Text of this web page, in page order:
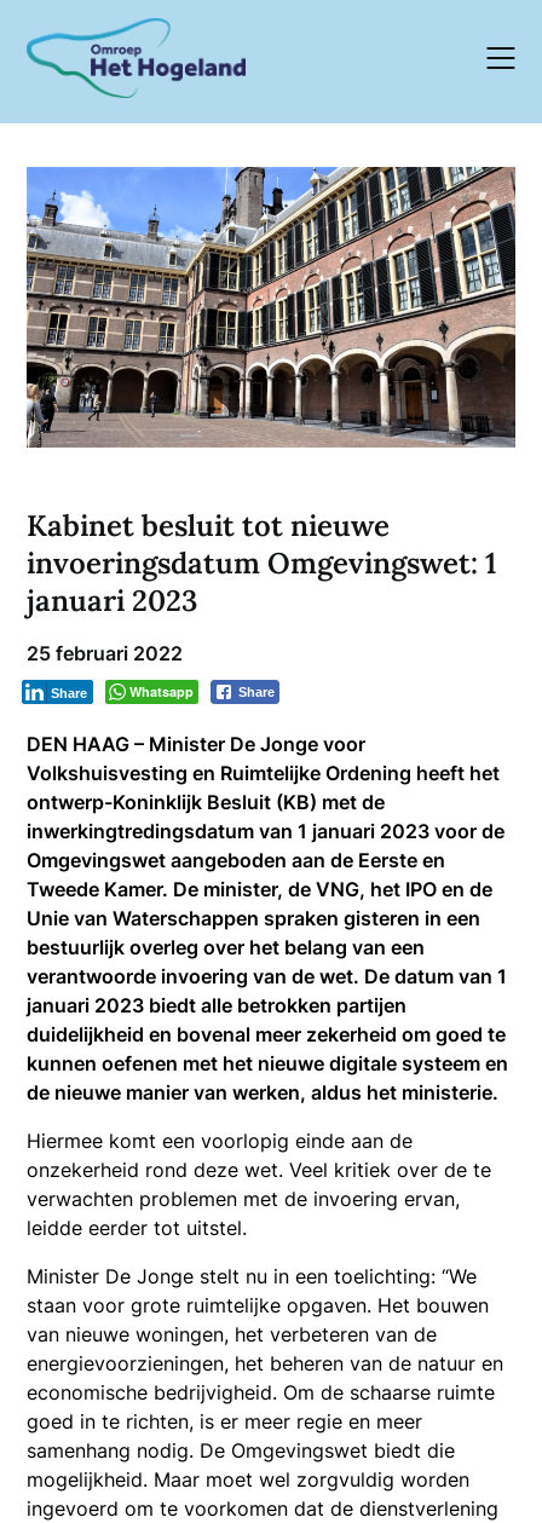
content
Kabinet besluit tot nieuwe
invoeringsdatum Omgevingswet: 1
januari 2023
25 februari 2022
Whatsapp Share
Share
DEN HAAG – Minister De Jonge voor
Volkshuisvesting en Ruimtelijke Ordening heeft het
ontwerp-Koninklijk Besluit (KB) met de
inwerkingtredingsdatum van 1 januari 2023 voor de
Omgevingswet aangeboden aan de Eerste en
Tweede Kamer. De minister, de VNG, het IPO en de
Unie van Waterschappen spraken gisteren in een
bestuurlijk overleg over het belang van een
verantwoorde invoering van de wet. De datum van 1
januari 2023 biedt alle betrokken partijen
duidelijkheid en bovenal meer zekerheid om goed te
kunnen oefenen met het nieuwe digitale systeem en
de nieuwe manier van werken, aldus het ministerie.
Hiermee komt een voorlopig einde aan de
onzekerheid rond deze wet. Veel kritiek over de te
verwachten problemen met de invoering ervan,
leidde eerder tot uitstel.
Minister De Jonge stelt nu in een toelichting: “We
staan voor grote ruimtelijke opgaven. Het bouwen
van nieuwe woningen, het verbeteren van de
energievoorzieningen, het beheren van de natuur en
economische bedrijvigheid. Om de schaarse ruimte
goed in te richten, is er meer regie en meer
samenhang nodig. De Omgevingswet biedt die
mogelijkheid. Maar moet wel zorgvuldig worden
ingevoerd om te voorkomen dat de dienstverlening